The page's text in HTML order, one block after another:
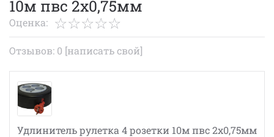
10м пвс 2х0,75мм
Оценка:
Отзывов: 0 [написать свой]
Удлинитель рулетка 4 розетки 10м пвс 2х0,75мм